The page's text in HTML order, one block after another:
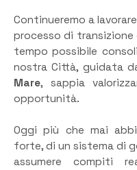
Continueremo a
processo di transizione
tempo possibile
nostra Città, guidata
Mare, sappia
opportunità.
Oggi più che mai
forte, di un sistema di
assumere compiti